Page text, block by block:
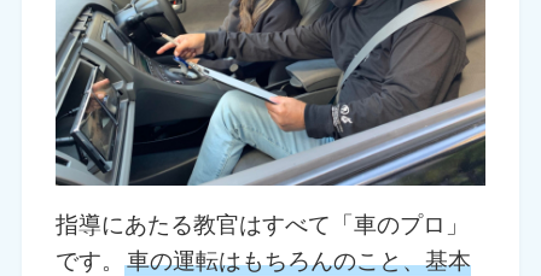
指導にあたる教官はすべて「車のプロ」
です。車の運転はもちろんのこと、基本